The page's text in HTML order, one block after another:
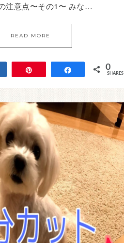
注意点〜その1〜 みな…
READ MORE
Share 0
SHARES